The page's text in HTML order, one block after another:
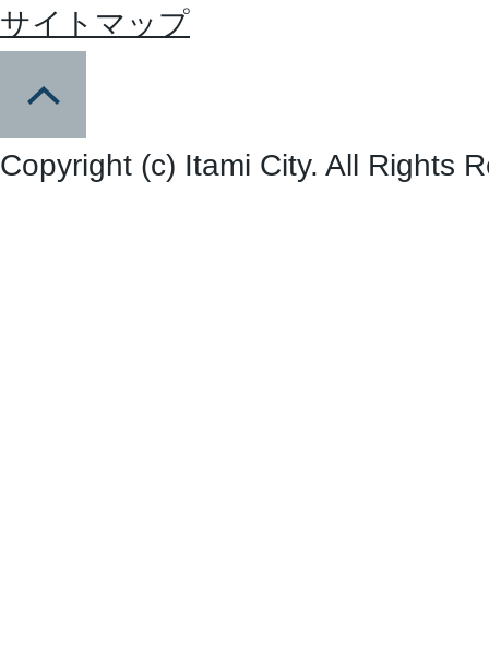
サイトマップ
Copyright (c) Itami City. All Rights